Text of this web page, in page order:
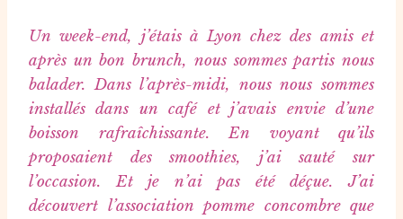
Un week-end, j’étais à Lyon chez des amis et
après un bon brunch, nous sommes partis nous
balader. Dans l’après-midi, nous nous sommes
installés dans un café et j’avais envie d’une
boisson rafraîchissante. En voyant qu’ils
proposaient des smoothies, j’ai sauté sur
l’occasion. Et je n’ai pas été déçue. J’ai
découvert l’association pomme concombre que